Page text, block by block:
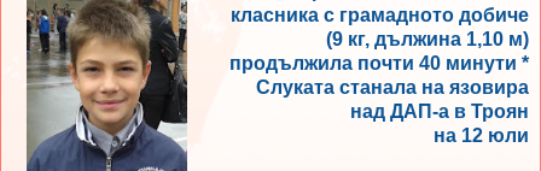
класника с грамадното добиче
(9 кг, дължина 1,10 м)
продължила почти 40 минути *
Слуката станала на язовира
над ДАП-а в Троян
на 12 юли